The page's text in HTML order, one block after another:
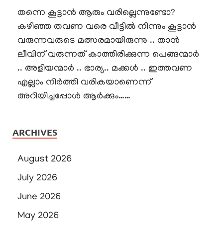
തന്നെ കൂട്ടാൻ ആരും വരില്ലെന്നുണ്ടോ?
കഴിഞ്ഞ തവണ വരെ വീട്ടിൽ നിന്നും കൂട്ടാൻ
വരുന്നവരുടെ മത്സരമായിരുന്നു .. താൻ
ലീവിന് വരുന്നത് കാത്തിരിക്കുന്ന പെങ്ങന്മാർ
.. അളിയന്മാർ .. ഭാര്യ.. മക്കൾ .. ഇത്തവണ
എല്ലാം നിർത്തി വരികയാണെന്ന്
അറിയിച്ചപ്പോൾ ആർക്കും……
ARCHIVES
August 2026
July 2026
June 2026
May 2026